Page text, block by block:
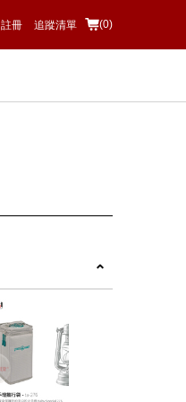
(0)
註冊 追蹤清單